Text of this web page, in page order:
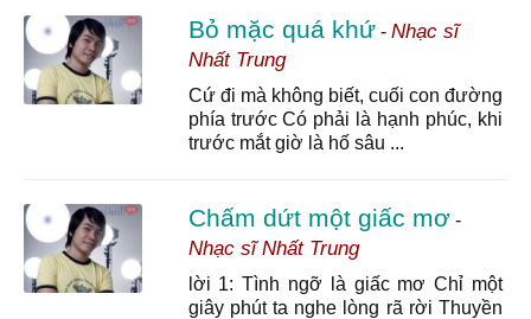
Bỏ mặc quá khứ- Nhạc sĩ
Nhất Trung
Cứ đi mà không biết, cuối con đường
phía trước Có phải là hạnh phúc, khi
trước mắt giờ là hố sâu ...
Chấm dứt một giấc mơ-
Nhạc sĩ Nhất Trung
lời 1: Tình ngỡ là giấc mơ Chỉ một
giây phút ta nghe lòng rã rời Thuyền